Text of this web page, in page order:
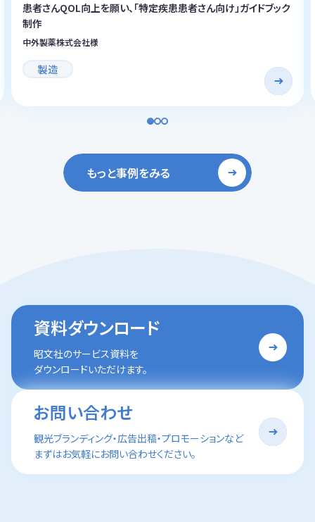
患者さんQOL向上を願い、「特定疾患患者さん向け」ガイドブック
制作
中外製薬株式会社様
製造
もっと事例をみる
資料ダウンロード
昭文社のサービス資料を
ダウンロードいただけます。
お問い合わせ
観光ブランディング・広告出稿・プロモーションなど
まずはお気軽にお問い合わせください。